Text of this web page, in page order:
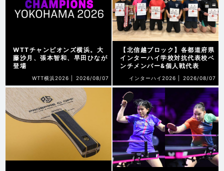
WTTチャンピオンズ横浜。大
藤沙月、張本智和、早田ひなが
登場
WTT横浜2026 | 2026/08/07
【北信越ブロック】各都道府県
インターハイ学校対抗代表校ベ
ンチメンバー&個人戦代表
インターハイ2026 | 2026/08/07